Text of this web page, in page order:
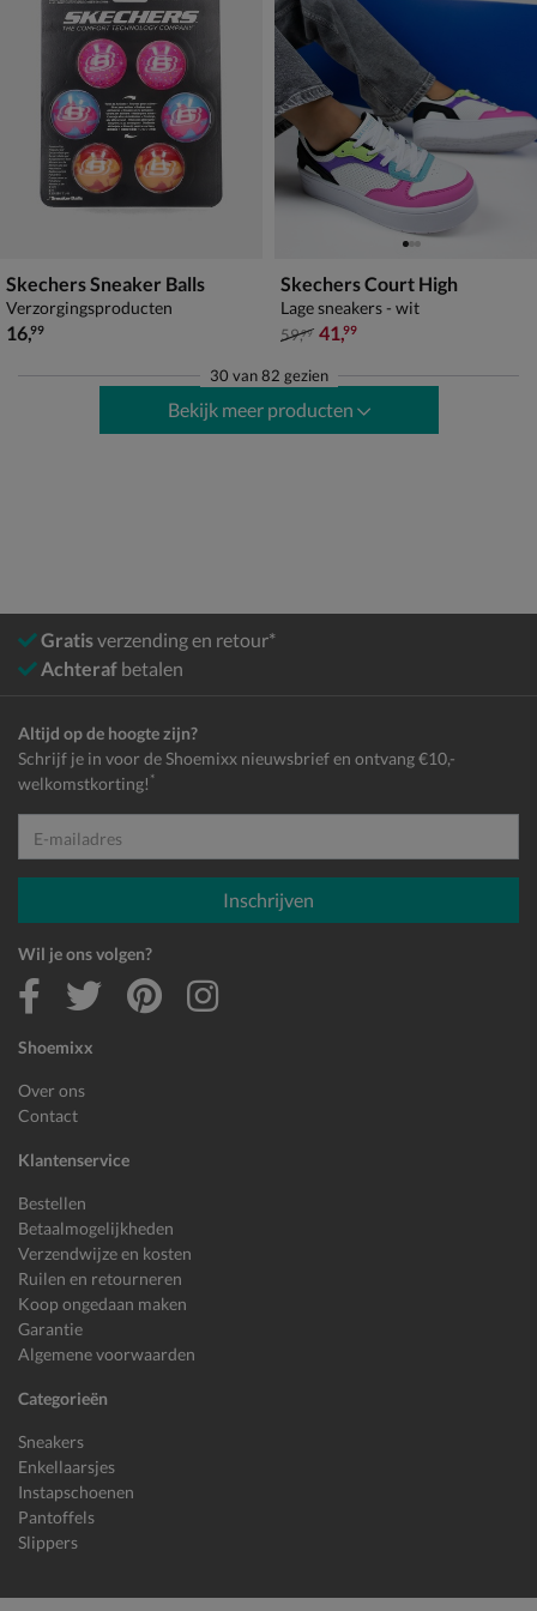
Skechers Sneaker Balls
Verzorgingsproducten
€ 16,99
16,99
Skechers Court High
Lage sneakers - wit
van € 59,99 voor € 41,99
59,99 41,99
30 van82 gezien
Bekijk meer producten
Gratisverzending en retour*
Achteraf betalen
Shoemixx
Over ons
Contact
Klantenservice
Bestellen
Betaalmogelijkheden
Verzendwijze en kosten
Ruilen en retourneren
Koop ongedaan maken
Garantie
Algemene voorwaarden
Categorieën
Sneakers
Enkellaarsjes
Instapschoenen
Pantoffels
Slippers
Altijd op de hoogte zijn?
Schrijf je in voor de Shoemixx nieuwsbrief en ontvang €10,-
welkomstkorting! *
E-mailadres
Inschrijven
Wil je ons volgen?